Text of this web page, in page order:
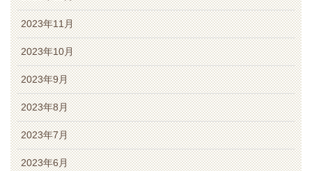
2023年11月
2023年10月
2023年9月
2023年8月
2023年7月
2023年6月